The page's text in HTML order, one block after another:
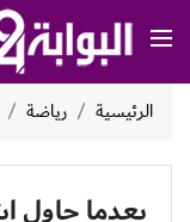
الرئيسية رياضة
بعدما حاول